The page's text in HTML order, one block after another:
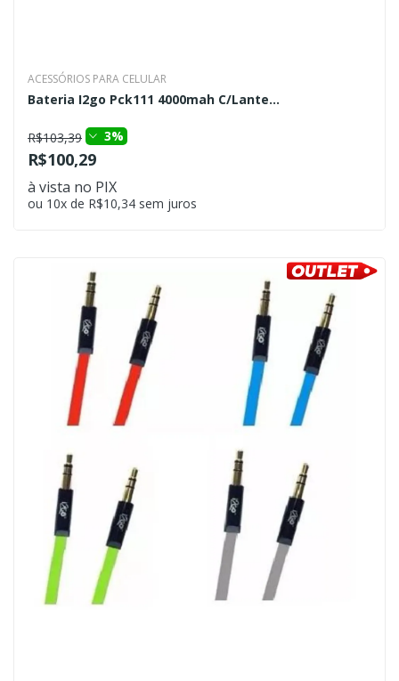
ACESSÓRIOS PARA CELULAR
Bateria I2go Pck111 4000mah C/Lante...
R$103,39 3%
R$100,29
à vista no PIX
ou 10x de R$10,34 sem juros